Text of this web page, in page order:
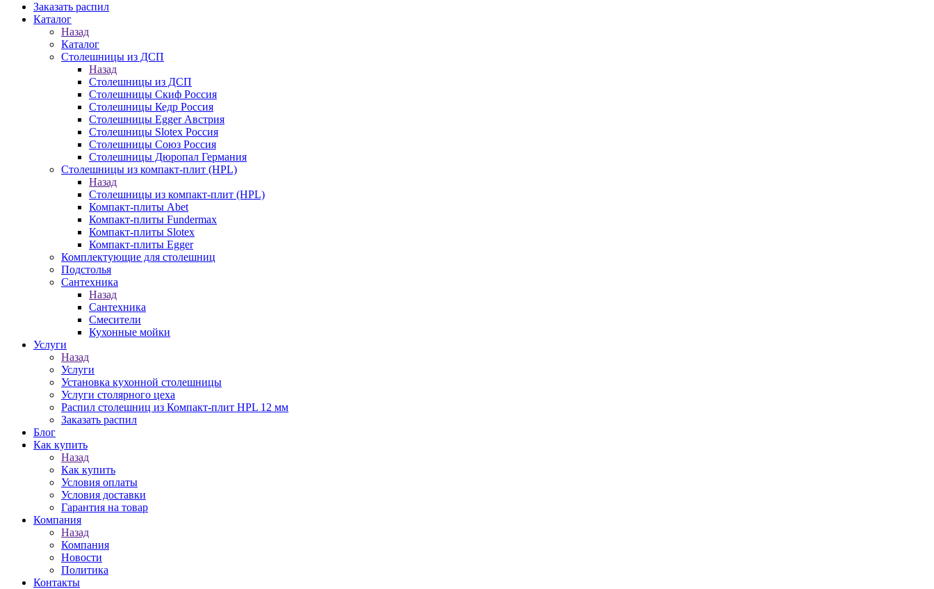
Заказать распил
Каталог
Назад
Каталог
Столешницы из ДСП
Назад
Столешницы из ДСП
Столешницы Скиф Россия
Столешницы Кедр Россия
Столешницы Egger Австрия
Столешницы Slotex Россия
Столешницы Союз Россия
Столешницы Дюропал Германия
Столешницы из компакт-плит (HPL)
Назад
Столешницы из компакт-плит (HPL)
Компакт-плиты Abet
Компакт-плиты Fundermax
Компакт-плиты Slotex
Компакт-плиты Egger
Комплектующие для столешниц
Подстолья
Сантехника
Назад
Сантехника
Смесители
Кухонные мойки
Услуги
Назад
Услуги
Установка кухонной столешницы
Услуги столярного цеха
Распил столешниц из Компакт-плит HPL 12 мм
Заказать распил
Блог
Как купить
Назад
Как купить
Условия оплаты
Условия доставки
Гарантия на товар
Компания
Назад
Компания
Новости
Политика
Контакты